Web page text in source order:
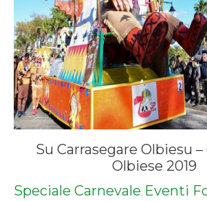
Su Carrasegare Olbiesu
Olbiese 2019
Speciale Carnevale, Eventi